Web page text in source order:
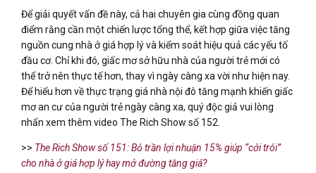
Để giải quyết vấn đề này, cả hai chuyên gia cùng đồng quan
điểm rằng cần một chiến lược tổng thể, kết hợp giữa việc tăng
nguồn cung nhà ở giá hợp lý và kiểm soát hiệu quả các yếu tố
đầu cơ. Chỉ khi đó, giấc mơ sở hữu nhà của người trẻ mới có
thể trở nên thực tế hơn, thay vì ngày càng xa vời như hiện nay.
Để hiểu hơn về thực trạng giá nhà nội đô tăng mạnh khiến giấc
mơ an cư của người trẻ ngày càng xa, quý độc giả vui lòng
nhấn xem thêm video The Rich Show số 152.
>> The Rich Show số 151: Bỏ trần lợi nhuận 15% giúp “cởi trói”
cho nhà ở giá hợp lý hay mở đường tăng giá?